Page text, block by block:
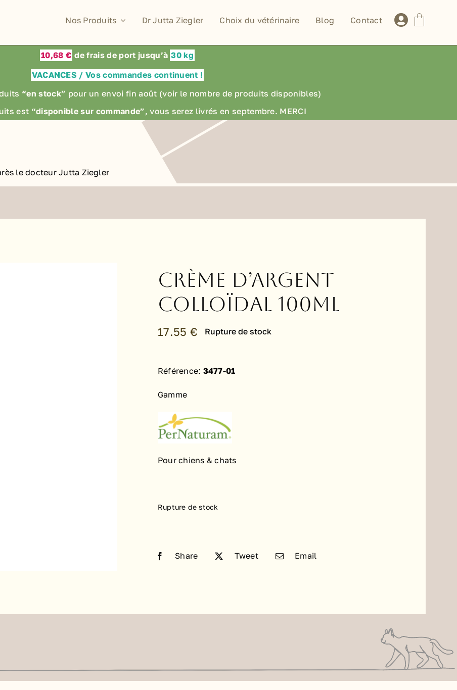
Nos Produits Dr Jutta Ziegler Choix du vétérinaire Blog Contact
10,68 € de frais de port jusqu’à 30 kg
VACANCES / Vos commandes continuent !
“en stock” pour un envoi fin août (voir le nombre de produits disponibles)
est “disponible sur commande”, vous serez livrés en septembre. MERCI
le docteur Jutta Ziegler
Crème d’argent
colloïdal 100ml
17.55 € Rupture de stock
Référence: 3477-01
Gamme
Pour chiens & chats
Rupture de stock
Share Tweet Email